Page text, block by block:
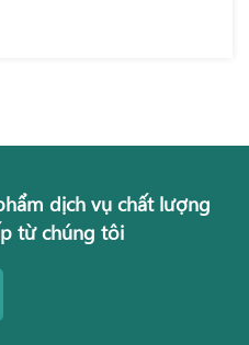
dịch vụ chất lượng
từ chúng tôi